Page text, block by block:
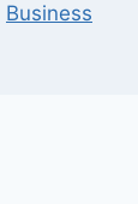
Business